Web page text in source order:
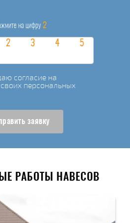
на цифру 2
согласие на
персональных
заявку
РАБОТЫ НАВЕСОВ